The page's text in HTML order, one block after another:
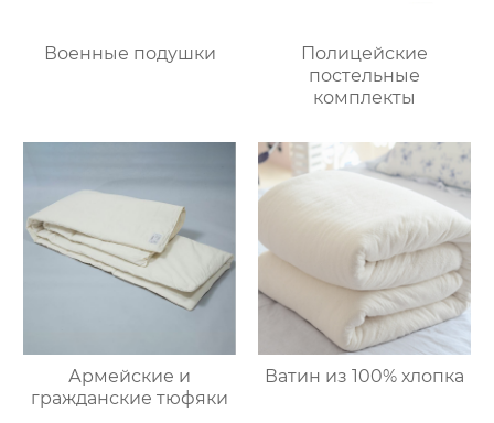
Военные подушки
Полицейские
постельные
комплекты
Армейские и
гражданские тюфяки
Ватин из 100% хлопка